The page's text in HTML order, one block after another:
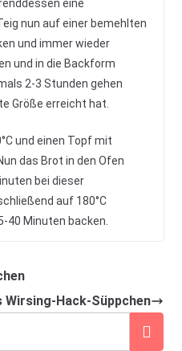
eine
nun auf einer bemehlten
und immer wieder
und in die Backform
2-3 Stunden gehen
Größe erreicht hat.
und einen Topf mit
das Brot in den Ofen
bei dieser
auf 180°C
40 Minuten backen.
Wirsing-Hack-Süppchen